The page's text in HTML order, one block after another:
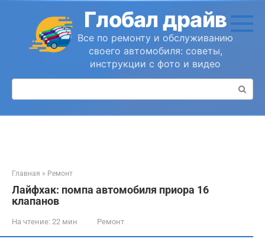
контенту
Глобал драйв
Все по ремонту и обслуживанию
своего автомобиля: советы,
инструкции с фото и видео
Поиск:
Главная » Ремонт
Лайфхак: помпа автомобиля приора 16
клапанов
На чтение: 22 мин Ремонт